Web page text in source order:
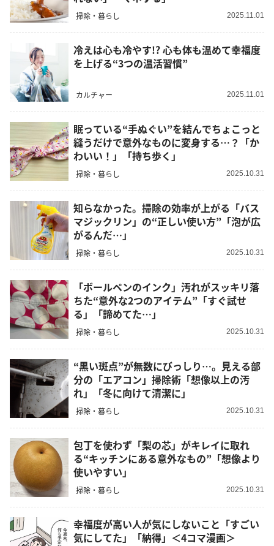
掃除・暮らし 2025.11.01
冷えは心も冷やす!? 心も体も温めて幸福度
を上げる“3つの温活習慣”
カルチャー 2025.11.01
眠っている“手ぬぐい”を結んでちょこっと
縫うだけで意外なものに変身する…？「か
わいい！」「持ち歩く」
掃除・暮らし 2025.10.31
知らなかった。掃除の効率が上がる「バス
マジックリン」の“正しい使い方”「泡が広
がるんだ…」
掃除・暮らし 2025.10.31
「ボールペンのインク」汚れがスッキリ落
ちた“意外な2つのアイテム”「すぐ試せ
る」「諦めてた…」
掃除・暮らし 2025.10.31
“黒い斑点”が無数にびっしり…。見える部
分の「エアコン」掃除術「想像以上の汚
れ」「冬に向けて清潔に」
掃除・暮らし 2025.10.31
包丁を使わず「梨の芯」がキレイに取れ
る“キッチンにある意外なもの”「想像より
使いやすい」
掃除・暮らし 2025.10.31
幸福度が高い人が気にしないこと「すごい
気にしてた」「納得」＜4コマ漫画＞